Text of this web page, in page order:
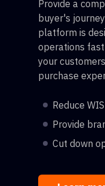
Provide a
buyer's
platform is
operations
your
purchase
Reduce
Provide
Cut down